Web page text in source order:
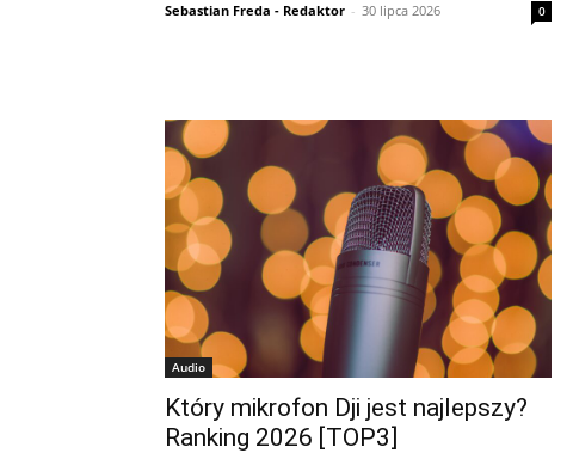
Sebastian Freda - Redaktor - 30 lipca 2026 0
Audio
Który mikrofon Dji jest najlepszy?
Ranking 2026 [TOP3]